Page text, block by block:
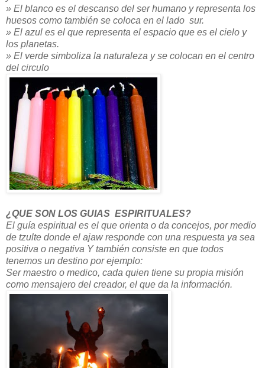
» El blanco es el descanso del ser humano y representa los
huesos como también se coloca en el lado sur.
» El azul es el que representa el espacio que es el cielo y
los planetas.
» El verde simboliza la naturaleza y se colocan en el centro
del circulo
¿QUE SON LOS GUIAS ESPIRITUALES?
El guía espiritual es el que orienta o da concejos, por medio
de tzulte donde el ajaw responde con una respuesta ya sea
positiva o negativa Y también consiste en que todos
tenemos un destino por ejemplo:
Ser maestro o medico, cada quien tiene su propia misión
como mensajero del creador, el que da la información.